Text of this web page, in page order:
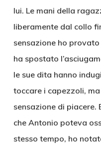
lui. Le mani della
liberamente dal collo
sensazione ho
ha spostato
le sue dita hanno
toccare i capezzoli,
sensazione di
che Antonio poteva
stesso tempo, ho